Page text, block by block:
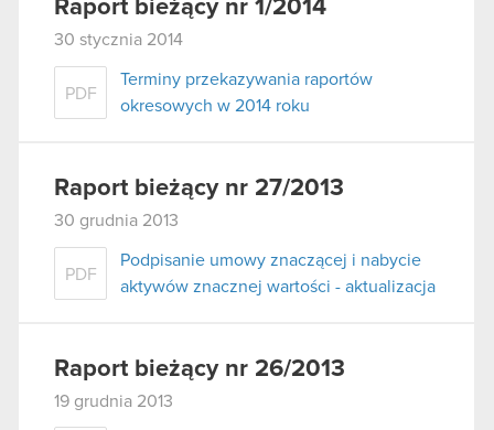
Raport bieżący nr 1/2014
30 stycznia 2014
PDF
Terminy przekazywania raportów
okresowych w 2014 roku
Raport bieżący nr 27/2013
30 grudnia 2013
PDF
Podpisanie umowy znaczącej i nabycie
aktywów znacznej wartości - aktualizacja
Raport bieżący nr 26/2013
19 grudnia 2013